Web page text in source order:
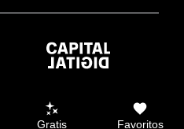
Gratis Favoritos